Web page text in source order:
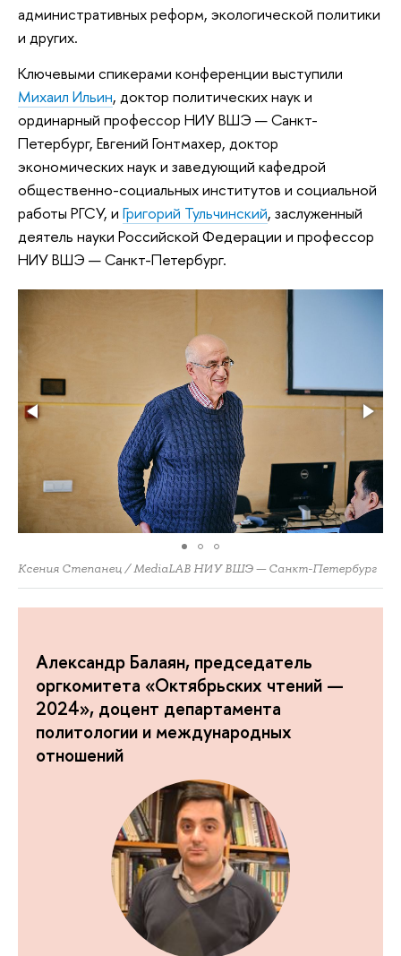
административных реформ, экологической политики
и других.
Ключевыми спикерами конференции выступили
Михаил Ильин, доктор политических наук и
ординарный профессор НИУ ВШЭ — Санкт-
Петербург, Евгений Гонтмахер, доктор
экономических наук и заведующий кафедрой
общественно-социальных институтов и социальной
работы РГСУ, и Григорий Тульчинский, заслуженный
деятель науки Российской Федерации и профессор
НИУ ВШЭ — Санкт-Петербург.
Ксения Степанец / MediaLAB НИУ ВШЭ — Санкт-Петербург
Александр Балаян, председатель
оргкомитета «Октябрьских чтений —
2024», доцент департамента
политологии и международных
отношений